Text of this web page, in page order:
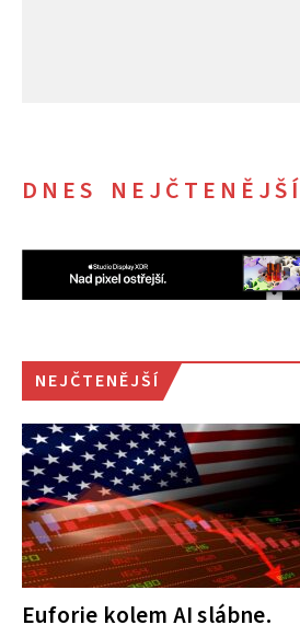
DNES NEJČTENĚJŠÍ
NEJČTENĚJŠÍ
Euforie kolem AI slábne.